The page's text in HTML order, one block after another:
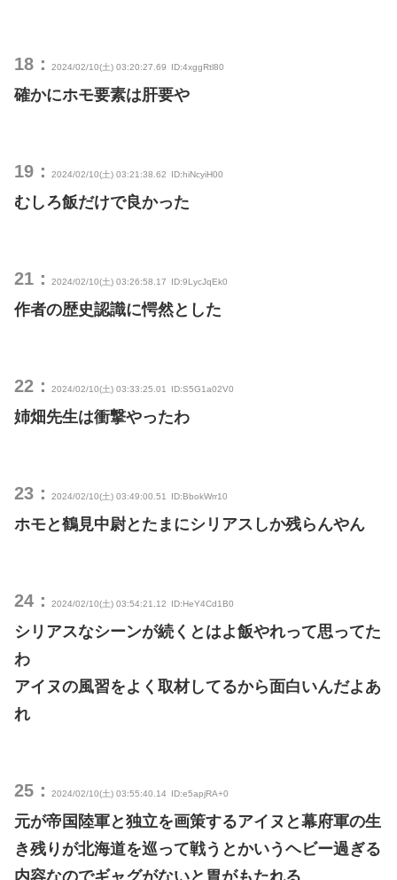
18： 2024/02/10(土) 03:20:27.69 ID:4xggRtl80
確かにホモ要素は肝要や
19： 2024/02/10(土) 03:21:38.62 ID:hiNcyiH00
むしろ飯だけで良かった
21： 2024/02/10(土) 03:26:58.17 ID:9LycJqEk0
作者の歴史認識に愕然とした
22： 2024/02/10(土) 03:33:25.01 ID:S5G1a02V0
姉畑先生は衝撃やったわ
23： 2024/02/10(土) 03:49:00.51 ID:BbokWrr10
ホモと鶴見中尉とたまにシリアスしか残らんやん
24： 2024/02/10(土) 03:54:21.12 ID:HeY4Cd1B0
シリアスなシーンが続くとはよ飯やれって思ってた
わ
アイヌの風習をよく取材してるから面白いんだよあ
れ
25： 2024/02/10(土) 03:55:40.14 ID:e5apjRA+0
元が帝国陸軍と独立を画策するアイヌと幕府軍の生
き残りが北海道を巡って戦うとかいうヘビー過ぎる